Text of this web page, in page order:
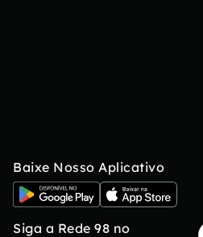
Baixe Nosso Aplicativo
Siga a Rede 98 no